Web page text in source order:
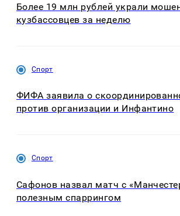
Более 19 млн рублей украли
кузбассовцев за неделю
Спорт
ФИФА заявила о
против организации и Инфантино
Спорт
Сафонов назвал матч с
полезным спаррингом